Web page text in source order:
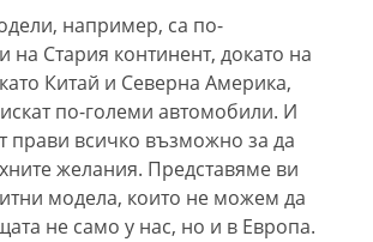
например, са по-
на Стария континент, докато на
Китай и Северна Америка,
по-големи автомобили. И
прави всичко възможно за да
желания. Представяме ви
модела, които не можем да
не само у нас, но и в Европа.